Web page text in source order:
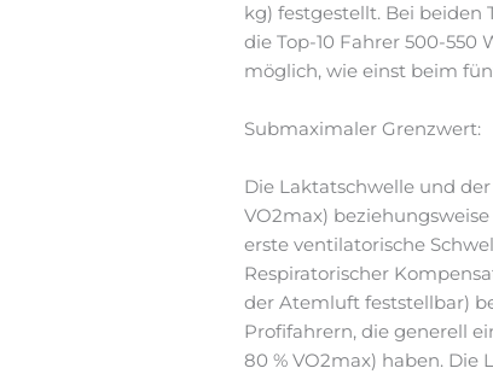
kg) festgestellt. Bei beiden
die Top-10 Fahrer 500-550
möglich, wie einst beim
Submaximaler Grenzwert:
Die Laktatschwelle und
VO2max)
erste ventilatorische
Respiratorischer
der Atemluft feststellbar)
Profifahrern, die generell
80 % VO2max) haben.